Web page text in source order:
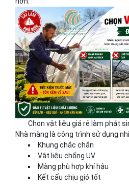
Chọn vật liệu giá rẻ làm phát
Nhà màng là công trình sử dụng
Khung chắc chắn
Vật liệu chống UV
Màng phù hợp khí hậu
Kết cấu chịu gió tốt